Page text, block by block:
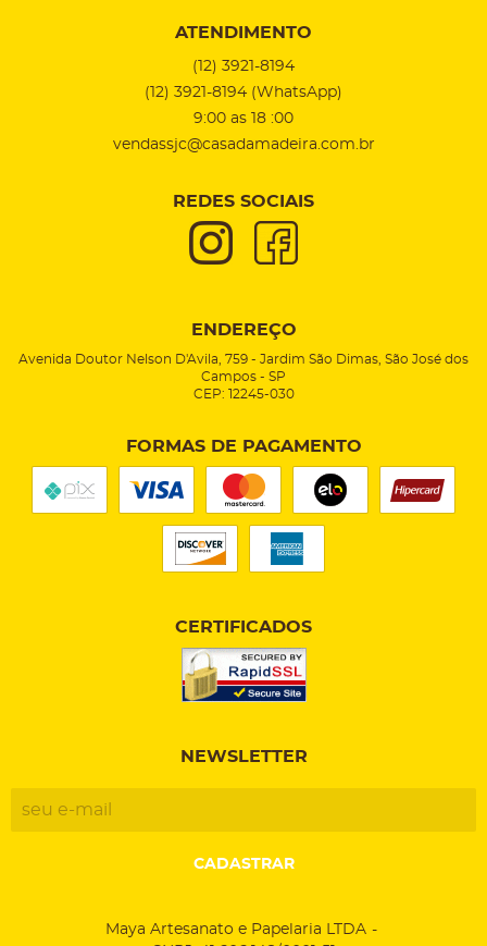
ATENDIMENTO
(12) 3921-8194
(12) 3921-8194 (WhatsApp)
9:00 as 18 :00
vendassjc@casadamadeira.com.br
REDES SOCIAIS
ENDEREÇO
Avenida Doutor Nelson D'Avila, 759 - Jardim São Dimas, São José dos
Campos - SP
CEP: 12245-030
FORMAS DE PAGAMENTO
CERTIFICADOS
NEWSLETTER
CADASTRAR
Maya Artesanato e Papelaria LTDA